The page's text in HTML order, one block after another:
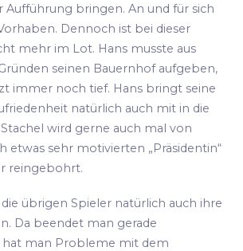
Aufführung bringen. An und für sich
Dennoch ist bei dieser
mehr im Lot. Hans musste aus
seinen Bauernhof aufgeben,
immer noch tief. Hans bringt seine
natürlich auch mit in die
wird gerne auch mal von
etwas sehr motivierten „Präsidentin“
reingebohrt.
übrigen Spieler natürlich auch ihre
Da beendet man gerade
hat man Probleme mit dem